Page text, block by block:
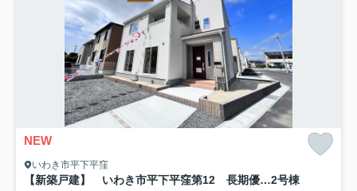
NEW
いわき市平下平窪
【新築戸建】 いわき市平下平窪第12 長期優良住宅2号棟